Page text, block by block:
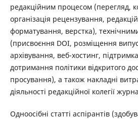
редакційним процесом (перегляд,
організація рецензування,
форматування, верстка),
(присвоєння DOI, розміщення
архівування, веб-хостинг,
дотримання політики відкритого
просування), а також накладні
діяльності редакційної колегії
Одноосібні статті аспірантів